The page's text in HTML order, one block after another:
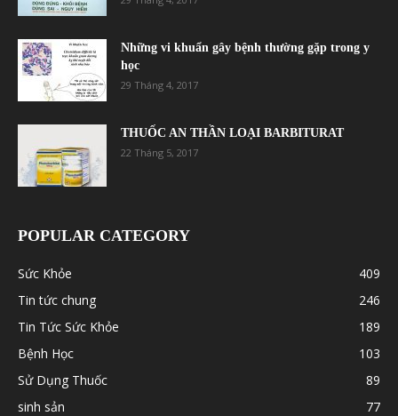
Những vi khuẩn gây bệnh thường gặp trong y
học
29 Tháng 4, 2017
THUỐC AN THẦN LOẠI BARBITURAT
22 Tháng 5, 2017
POPULAR CATEGORY
Sức Khỏe
409
Tin tức chung
246
Tin Tức Sức Khỏe
189
Bệnh Học
103
Sử Dụng Thuốc
89
sinh sản
77